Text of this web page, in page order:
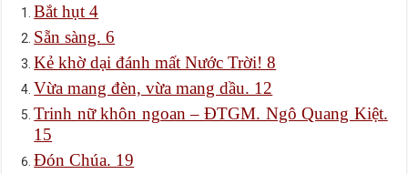
Bắt hụt 4
Sẵn sàng. 6
Kẻ khờ dại đánh mất Nước Trời! 8
Vừa mang đèn, vừa mang dầu. 12
Trinh nữ khôn ngoan – ĐTGM. Ngô Quang Kiệt.
15
Đón Chúa. 19